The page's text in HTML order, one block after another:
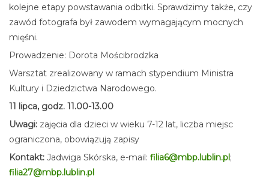
kolejne etapy powstawania odbitki. Sprawdzimy także, czy
zawód fotografa był zawodem wymagającym mocnych
mięśni.
Prowadzenie: Dorota Mościbrodzka
Warsztat zrealizowany w ramach stypendium Ministra
Kultury i Dziedzictwa Narodowego.
11 lipca, godz. 11.00-13.00
Uwagi: zajęcia dla dzieci w wieku 7-12 lat, liczba miejsc
ograniczona, obowiązują zapisy
Kontakt: Jadwiga Skórska, e-mail: filia6@mbp.lublin.pl;
filia27@mbp.lublin.pl